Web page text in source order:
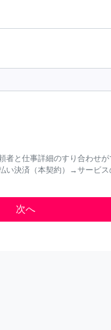
者と仕事詳細のすり合わせが
い決済（本契約）→サービス